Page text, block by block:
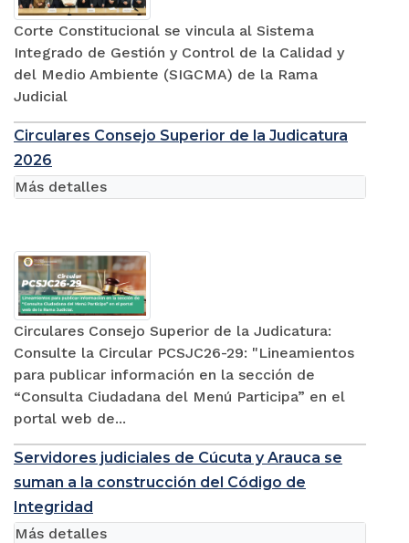
Corte Constitucional se vincula al Sistema
Integrado de Gestión y Control de la Calidad y
del Medio Ambiente (SIGCMA) de la Rama
Judicial
Circulares Consejo Superior de la Judicatura
2026
Circulares Consejo Superior de la Judicatura:
Consulte la Circular PCSJC26-29: "Lineamientos
para publicar información en la sección de
“Consulta Ciudadana del Menú Participa” en el
portal web de...
Más detalles
Servidores judiciales de Cúcuta y Arauca se
suman a la construcción del Código de
Integridad
Más detalles